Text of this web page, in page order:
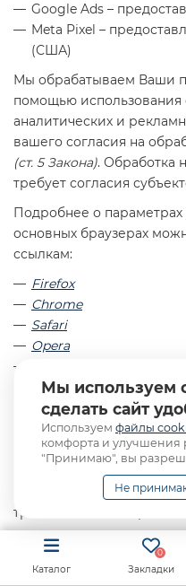
Google Ads –
Meta Pixel –
(США)
Мы обрабатываем Ваши
помощью использования
аналитических и
вашего согласия на
(ст. 5 Закона). Обработка
требует согласия
Подробнее о
основных браузерах
ссылкам:
Firefox
Chrome
Safari
Opera
Internet Explorer
ПЕРЕДАЧА
ДАННЫХ
Мы можем передавать
третьим лицам,
Мы можем поручать
уполномоченным лицам
Мы используем
сделать сайт
Используем файлы
комфорта и улучшения
"Принимаю", вы
Не
Каталог
0
Закладки